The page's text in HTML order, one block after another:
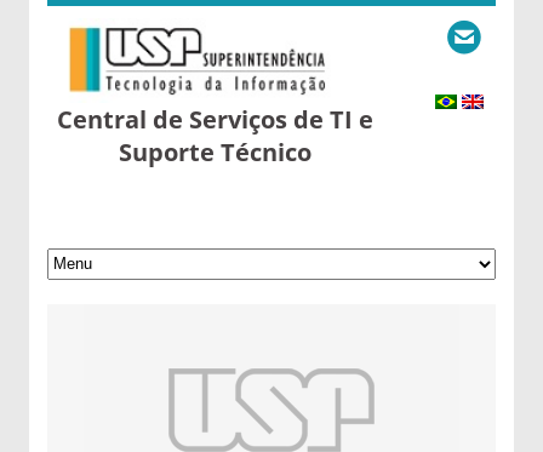
Central de Serviços de TI e
Suporte Técnico